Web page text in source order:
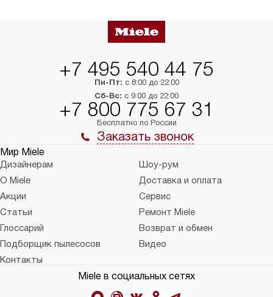
+7 495 540 44 75
Пн-Пт: с 8:00 до 22:00
Сб-Вс: с 9:00 до 22:00
+7 800 775 67 31
Бесплатно по России
Заказать звонок
Мир Miele
Дизайнерам
Шоу-рум
О Miele
Доставка и оплата
Акции
Сервис
Статьи
Ремонт Miele
Глоссарий
Возврат и обмен
Подборщик пылесосов
Видео
Контакты
Miele в социальных сетях